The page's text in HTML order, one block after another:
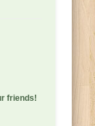
friends!